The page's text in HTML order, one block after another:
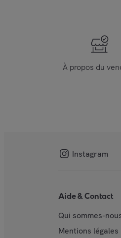
À propos du
Instagram
Aide & Contact
Qui sommes-
Mentions légales